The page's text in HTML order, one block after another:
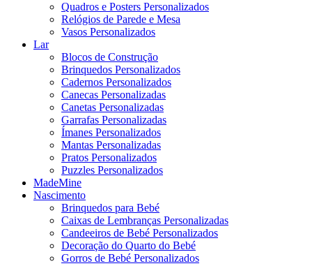
Quadros e Posters Personalizados
Relógios de Parede e Mesa
Vasos Personalizados
Lar
Blocos de Construção
Brinquedos Personalizados
Cadernos Personalizados
Canecas Personalizadas
Canetas Personalizadas
Garrafas Personalizadas
Ímanes Personalizados
Mantas Personalizadas
Pratos Personalizados
Puzzles Personalizados
MadeMine
Nascimento
Brinquedos para Bebé
Caixas de Lembranças Personalizadas
Candeeiros de Bebé Personalizados
Decoração do Quarto do Bebé
Gorros de Bebé Personalizados